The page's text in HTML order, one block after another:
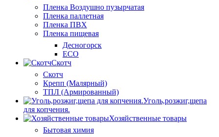
Пленка Воздушно пузырчатая
Пленка паллетная
Пленка ПВХ
Пленка пищевая
Десногорск
ECO
Скотч
Скотч
Крепп (Малярный)
ТПЛ (Армированный)
Уголь,розжиг,щепа
для копчения.
Хозяйственные товары
Бытовая химия